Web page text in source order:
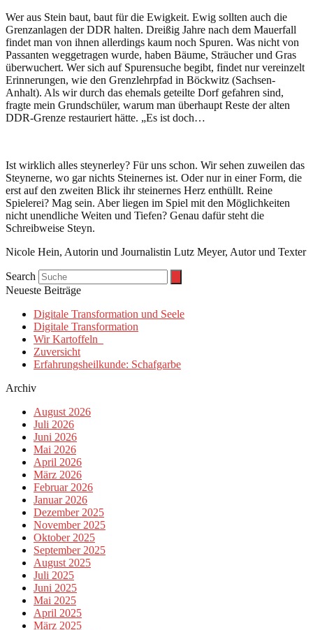
Wer aus Stein baut, baut für die Ewigkeit. Ewig sollten auch die
Grenzanlagen der DDR halten. Dreißig Jahre nach dem Mauerfall
findet man von ihnen allerdings kaum noch Spuren. Was nicht von
Passanten weggetragen wurde, haben Bäume, Sträucher und Gras
überwuchert. Wer sich auf Spurensuche begibt, findet nur vereinzelt
Erinnerungen, wie den Grenzlehrpfad in Böckwitz (Sachsen-
Anhalt). Als wir durch das ehemals geteilte Dorf gefahren sind,
fragte mein Grundschüler, warum man überhaupt Reste der alten
DDR-Grenze restauriert hätte. „Es ist doch…
Ist wirklich alles steynerley? Für uns schon. Wir sehen zuweilen das
Steynerne, wo gar nichts Steinernes ist. Oder nur in einer Form, die
erst auf den zweiten Blick ihr steinernes Herz enthüllt. Reine
Spielerei? Mag sein. Aber liegen im Spiel mit den Möglichkeiten
nicht unendliche Weiten und Tiefen? Genau dafür steht die
Schreibweise Steyn.
Nicole Hein, Autorin und Journalistin Lutz Meyer, Autor und Texter
Search
Neueste Beiträge
Digitale Transformation und Seele
Digitale Transformation
Wir Kartoffeln
Zuversicht
Erfahrungsheilkunde: Schafgarbe
Archiv
August 2026
Juli 2026
Juni 2026
Mai 2026
April 2026
März 2026
Februar 2026
Januar 2026
Dezember 2025
November 2025
Oktober 2025
September 2025
August 2025
Juli 2025
Juni 2025
Mai 2025
April 2025
März 2025